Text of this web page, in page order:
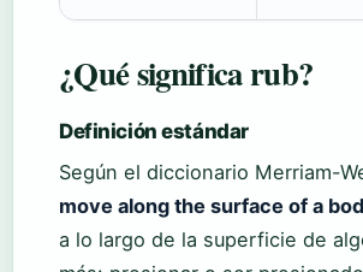
¿Qué significa rub?
Definición estándar
Según el diccionario Merriam-
move along the surface of a
a lo largo de la superficie de